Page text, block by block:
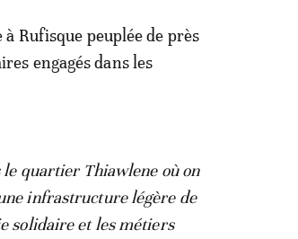
Rufisque peuplée de près
engagés dans les
le quartier Thiawlene où on
infrastructure légère de
solidaire et les métiers